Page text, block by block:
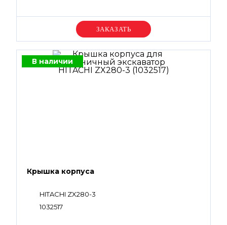
Уточняйте цену
В наличии
Крышка корпуса
HITACHI ZX280-3
1032517